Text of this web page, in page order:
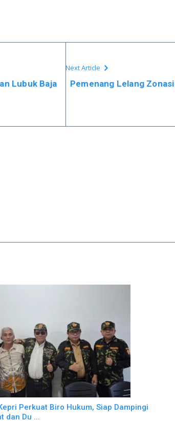
Lubuk Baja
Next Article
Pemenang Lelang
Perkuat Biro Hukum, Siap Dampingi
dan Du ...